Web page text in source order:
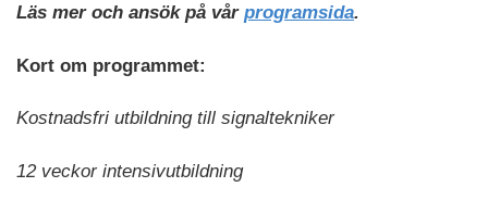
Läs mer och ansök på vår programsida.
Kort om programmet:
Kostnadsfri utbildning till signaltekniker
12 veckor intensivutbildning